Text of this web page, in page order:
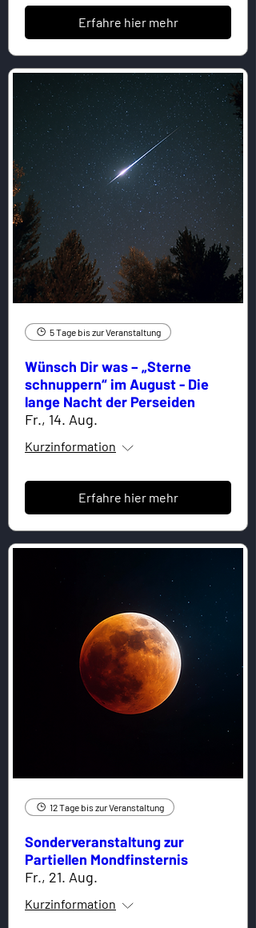
Erfahre hier mehr
5 Tage bis zur Veranstaltung
Wünsch Dir was – „Sterne
schnuppern“ im August - Die
lange Nacht der Perseiden
Fr., 14. Aug.
Kurzinformation
Erfahre hier mehr
12 Tage bis zur Veranstaltung
Sonderveranstaltung zur
Partiellen Mondfinsternis
Fr., 21. Aug.
Kurzinformation